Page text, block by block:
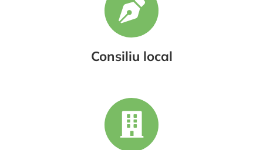
Consiliu local